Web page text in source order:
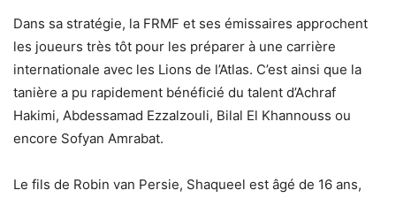
Dans sa stratégie, la FRMF et ses émissaires approchent
les joueurs très tôt pour les préparer à une carrière
internationale avec les Lions de l’Atlas. C’est ainsi que la
tanière a pu rapidement bénéficié du talent d’Achraf
Hakimi, Abdessamad Ezzalzouli, Bilal El Khannouss ou
encore Sofyan Amrabat.
Le fils de Robin van Persie, Shaqueel est âgé de 16 ans,